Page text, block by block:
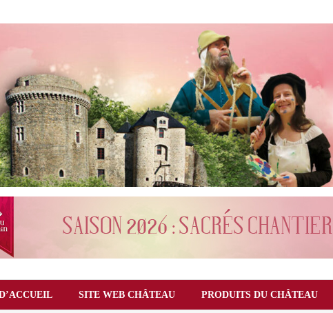
SITE WEB CHÂTEAU PRODUITS DU CHÂTEAU